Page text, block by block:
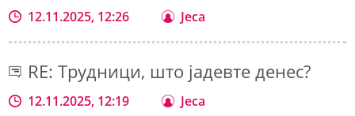
12.11.2025, 12:26 Jeca
RE: Трудници, што јадевте денес?
12.11.2025, 12:19 Jeca